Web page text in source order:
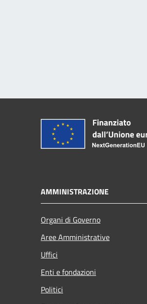
AMMINISTRAZIONE
Organi di Governo
Aree Amministrative
Uffici
Enti e fondazioni
Politici